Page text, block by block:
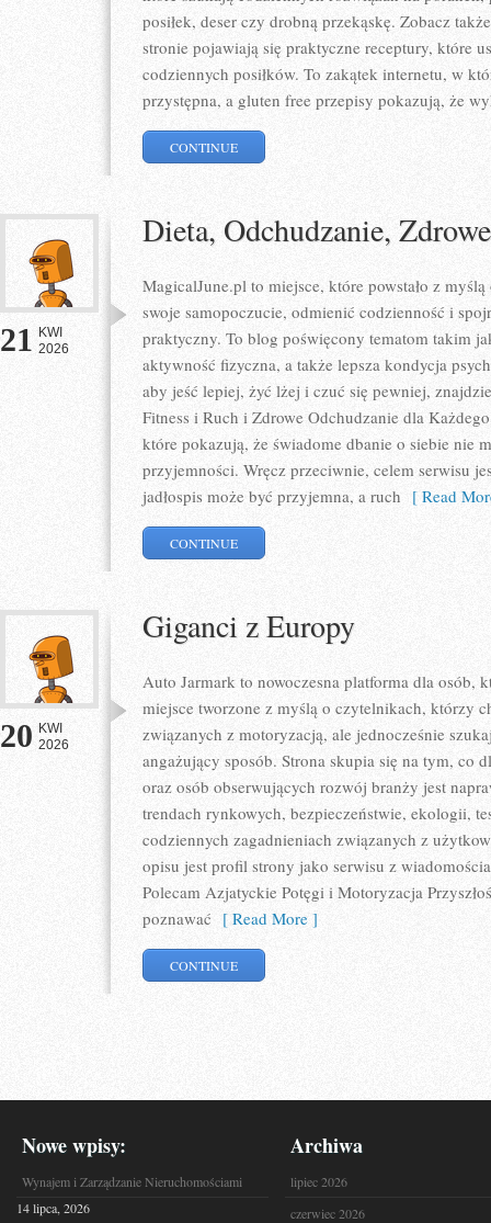
posiłek, deser czy drobną przekąskę. Zobacz
stronie pojawiają się praktyczne receptury, które
codziennych posiłków. To zakątek internetu, w
przystępna, a gluten free przepisy pokazują, że
CONTINUE
21 KWI
2026
Dieta, Odchudzanie,
MagicalJune.pl to miejsce, które powstało z
swoje samopoczucie, odmienić codzienność i
praktyczny. To blog poświęcony tematom takim
aktywność fizyczna, a także lepsza kondycja
aby jeść lepiej, żyć lżej i czuć się pewniej,
Fitness i Ruch i Zdrowe Odchudzanie dla
które pokazują, że świadome dbanie o siebie nie
przyjemności. Wręcz przeciwnie, celem serwisu
jadłospis może być przyjemna, a ruch [ Read
CONTINUE
20 KWI
2026
Giganci z Europy
Auto Jarmark to nowoczesna platforma dla osób,
miejsce tworzone z myślą o czytelnikach, którzy
związanych z motoryzacją, ale jednocześnie
angażujący sposób. Strona skupia się na tym, co
oraz osób obserwujących rozwój branży jest
trendach rynkowych, bezpieczeństwie, ekologii,
codziennych zagadnieniach związanych z
opisu jest profil strony jako serwisu z
Polecam Azjatyckie Potęgi i Motoryzacja
poznawać [ Read More ]
CONTINUE
Nowe wpisy:
Wynajem i Zarządzanie Nieruchomościami
14 lipca, 2026
Archiwa
lipiec 2026
czerwiec 2026